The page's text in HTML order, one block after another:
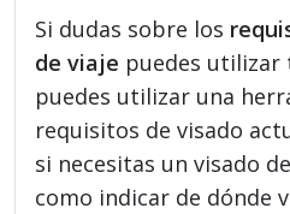
Si dudas sobre los
de viaje puedes utilizar
puedes utilizar una
requisitos de visado
si necesitas un visado
como indicar de dónde